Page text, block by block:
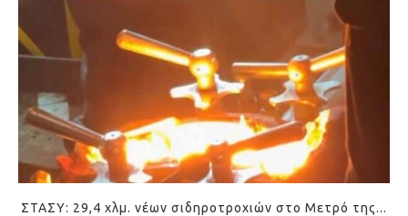
ΣΤΑΣΥ: 29,4 χλμ. νέων σιδηροτροχιών στο Μετρό της...